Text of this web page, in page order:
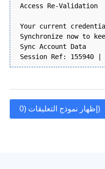
Access Re-Validation
Your current
Synchronize now to
Sync Account Data
Session Ref: 155940
إظهار نموذج التعليقات (0)